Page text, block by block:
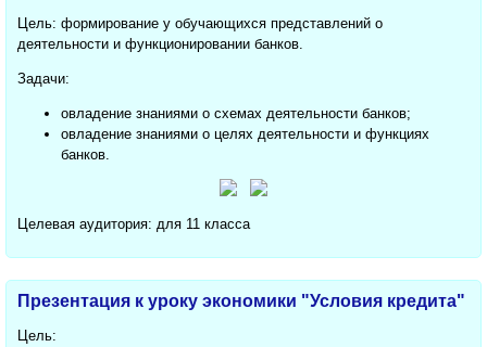
Цель: формирование у обучающихся представлений о
деятельности и функционировании банков.
Задачи:
овладение знаниями о схемах деятельности банков;
овладение знаниями о целях деятельности и функциях
банков.
Целевая аудитория: для 11 класса
Презентация к уроку экономики "Условия кредита"
Цель: